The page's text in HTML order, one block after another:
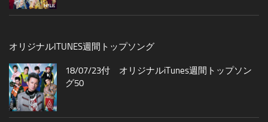
オリジナルITUNES週間トップソング
18/07/23付 オリジナルiTunes週間トップソン
グ50